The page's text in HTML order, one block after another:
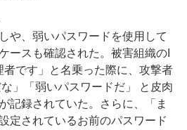
や、弱いパスワードを使用して
ースも確認された。被害組織のI
です」と名乗った際に、攻撃者
」「弱いパスワードだ」 と皮肉
記録されていた。さらに、「ま
定されているお前のパスワード